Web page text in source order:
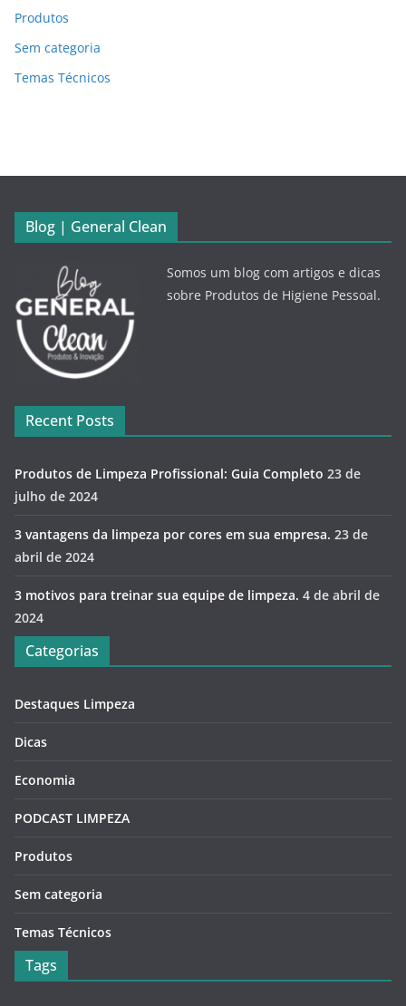
Produtos
Sem categoria
Temas Técnicos
Blog | General Clean
Somos um blog com artigos e dicas
sobre Produtos de Higiene Pessoal.
Recent Posts
Produtos de Limpeza Profissional: Guia Completo 23 de
julho de 2024
3 vantagens da limpeza por cores em sua empresa. 23 de
abril de 2024
3 motivos para treinar sua equipe de limpeza. 4 de abril de
2024
Categorias
Destaques Limpeza
Dicas
Economia
PODCAST LIMPEZA
Produtos
Sem categoria
Temas Técnicos
Tags